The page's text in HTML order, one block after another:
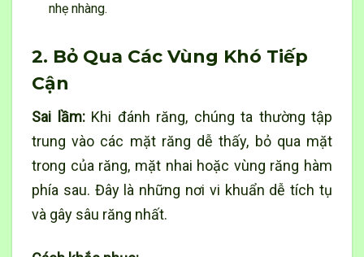
nhẹ nhàng.
2. Bỏ Qua Các Vùng Khó Tiếp
Cận
Sai lầm:Khi đánh răng, chúng ta thường tập
trung vào các mặt răng dễ thấy, bỏ qua mặt
trong của răng, mặt nhai hoặc vùng răng hàm
phía sau. Đây là những nơi vi khuẩn dễ tích tụ
và gây sâu răng nhất.